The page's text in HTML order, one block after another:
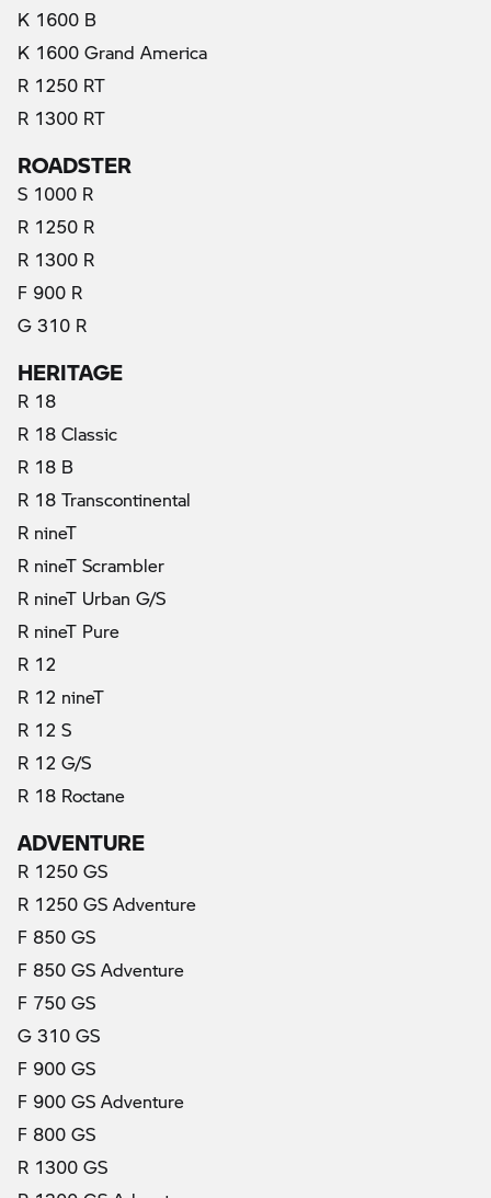
K 1600 B
K 1600 Grand America
R 1250 RT
R 1300 RT
ROADSTER
S 1000 R
R 1250 R
R 1300 R
F 900 R
G 310 R
HERITAGE
R 18
R 18 Classic
R 18 B
R 18 Transcontinental
R nineT
R nineT Scrambler
R nineT Urban G/S
R nineT Pure
R 12
R 12 nineT
R 12 S
R 12 G/S
R 18 Roctane
ADVENTURE
R 1250 GS
R 1250 GS Adventure
F 850 GS
F 850 GS Adventure
F 750 GS
G 310 GS
F 900 GS
F 900 GS Adventure
F 800 GS
R 1300 GS